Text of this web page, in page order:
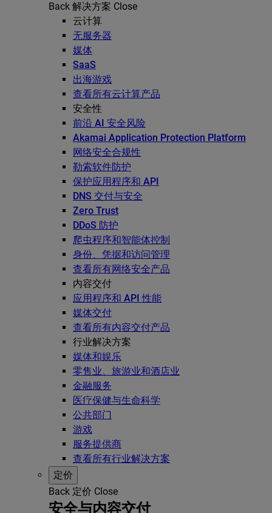
Back 解决方案 Close
云计算
无服务器
媒体
SaaS
出海游戏
查看所有云计算产品
安全性
前沿 AI 安全风险
Akamai Application Protection Platform
网络安全合规性
勒索软件防护
保护应用程序和 API
DNS 交付与安全
Zero Trust
DDoS 防护
爬虫程序和智能体控制
身份、凭据和访问管理
查看所有网络安全产品
内容交付
应用程序和 API 性能
媒体交付
查看所有内容交付产品
行业解决方案
媒体和娱乐
零售业、旅游业和酒店业
金融服务
医疗保健与生命科学
公共部门
游戏
服务提供商
查看所有行业解决方案
定价
Back 定价 Close
安全与内容交付